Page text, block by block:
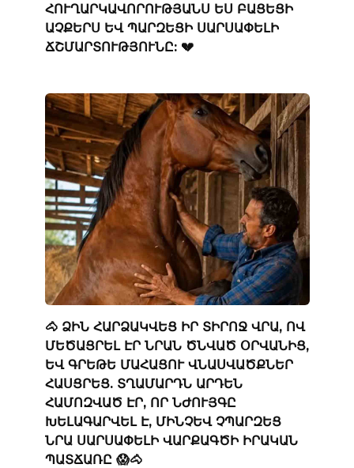
ՀՈՒՂԱՐԿԱՎՈՐՈՒԹՅԱՆՍ ԵՍ ԲԱՑԵՑԻ
ԱՉՔԵՐՍ ԵՎ ՊԱՐԶԵՑԻ ՍԱՐՍԱՓԵԼԻ
ՃՇՄԱՐՏՈՒԹՅՈՒՆԸ: 💔
🐴 ՁԻՆ ՀԱՐՁԱԿՎԵՑ ԻՐ ՏԻՐՈՋ ՎՐԱ, ՈՎ
ՄԵԾԱՑՐԵԼ ԷՐ ՆՐԱՆ ԾՆՎԱԾ ՕՐՎԱՆԻՑ,
ԵՎ ԳՐԵԹԵ ՄԱՀԱՑՈՒ ՎՆԱՍՎԱԾՔՆԵՐ
ՀԱՍՑՐԵՑ. ՏՂԱՄԱՐԴՆ ԱՐԴԵՆ
ՀԱՄՈԶՎԱԾ ԷՐ, ՈՐ ՆԺՈՒՅԳԸ
ԽԵԼԱԳԱՐՎԵԼ Է, ՄԻՆՉԵՎ ՉՊԱՐԶԵՑ
ՆՐԱ ՍԱՐՍԱՓԵԼԻ ՎԱՐՔԱԳԾԻ ԻՐԱԿԱՆ
ՊԱՏՃԱՌԸ 😱🐴